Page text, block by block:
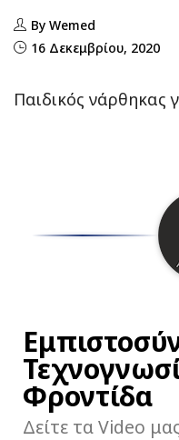
By Wemed
16 Δεκεμβρίου, 2020
Παιδικός νάρθηκας
Φροντίδα
Δείτε τα Video